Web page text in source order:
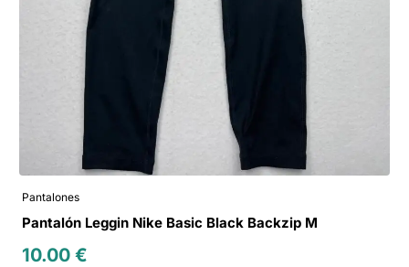
Pantalones
Pantalón Leggin Nike Basic Black Backzip M
10.00€